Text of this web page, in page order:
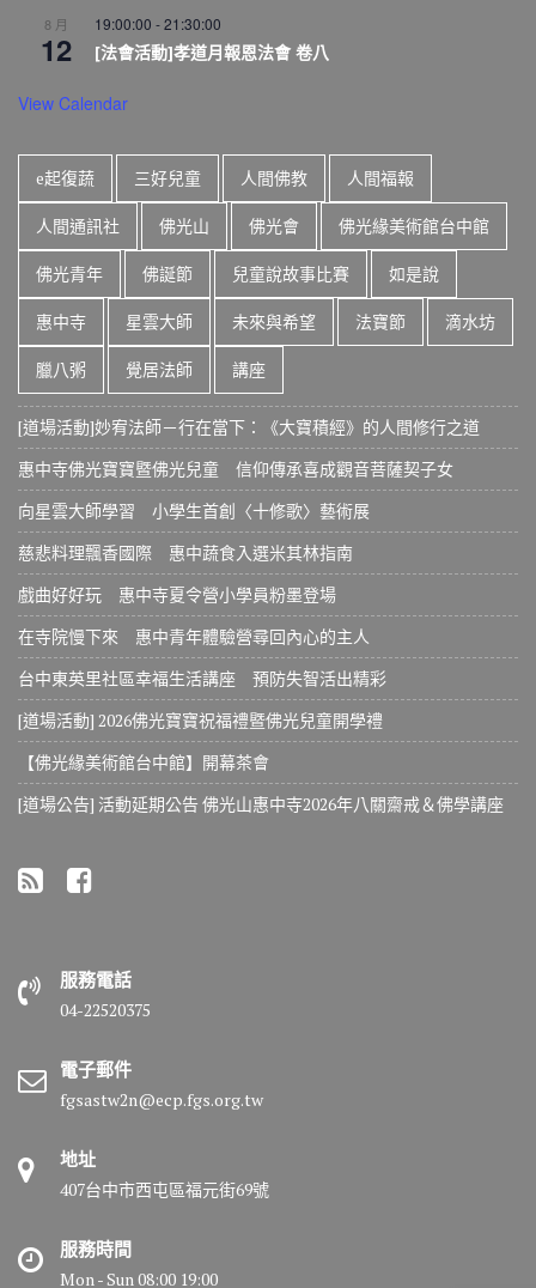
8 月
12
19:00:00 -21:30:00
[法會活動]孝道月報恩法會 卷八
View Calendar
e起復蔬 三好兒童 人間佛教 人間福報
人間通訊社 佛光山 佛光會 佛光緣美術館台中館
佛光青年 佛誕節 兒童說故事比賽 如是說
惠中寺 星雲大師 未來與希望 法寶節 滴水坊
臘八粥 覺居法師 講座
[道場活動]妙宥法師－行在當下：《大寶積經》的人間修行之道
惠中寺佛光寶寶暨佛光兒童 信仰傳承喜成觀音菩薩契子女
向星雲大師學習 小學生首創〈十修歌〉藝術展
慈悲料理飄香國際 惠中蔬食入選米其林指南
戲曲好好玩 惠中寺夏令營小學員粉墨登場
在寺院慢下來 惠中青年體驗營尋回內心的主人
台中東英里社區幸福生活講座 預防失智活出精彩
[道場活動] 2026佛光寶寶祝福禮暨佛光兒童開學禮
【佛光緣美術館台中館】開幕茶會
[道場公告] 活動延期公告 佛光山惠中寺2026年八關齋戒＆佛學講座
服務電話
04-22520375
電子郵件
fgsastw2n@ecp.fgs.org.tw
地址
407台中市西屯區福元街69號
服務時間
Mon - Sun 08:00 19:00